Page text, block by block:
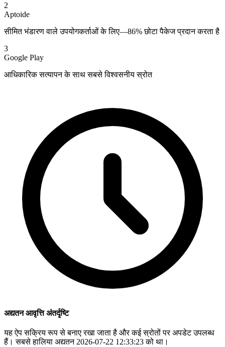
2
Aptoide
सीमित भंडारण वाले उपयोगकर्ताओं के लिए—86% छोटा पैकेज प्रदान करता है
3
Google Play
आधिकारिक सत्यापन के साथ सबसे विश्वसनीय स्रोत
अद्यतन आवृत्ति अंतर्दृष्टि
यह ऐप सक्रिय रूप से बनाए रखा जाता है और कई स्रोतों पर अपडेट उपलब्ध
हैं। सबसे हालिया अद्यतन 2026-07-22 12:33:23 को था।